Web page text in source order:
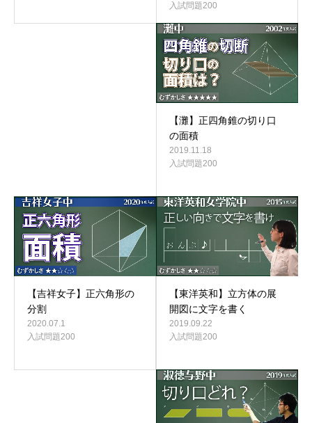
入試問題200
【灘】正四角錐の切り口
の面積
2019.11.18
入試問題200
【吉祥女子】正六角形の
分割
2020.07.1
入試問題200
【東洋英和】立方体の展
開図に文字を書く
2019.09.22
入試問題200